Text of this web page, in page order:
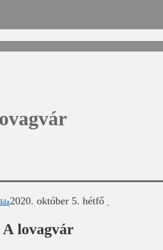
2020. október 5. hétfő
lovagvár